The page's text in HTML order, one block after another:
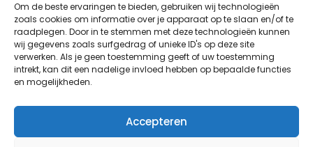
Om de beste ervaringen te bieden, gebruiken wij technologieën
zoals cookies om informatie over je apparaat op te slaan en/of te
raadplegen. Door in te stemmen met deze technologieën kunnen
wij gegevens zoals surfgedrag of unieke ID's op deze site
verwerken. Als je geen toestemming geeft of uw toestemming
intrekt, kan dit een nadelige invloed hebben op bepaalde functies
en mogelijkheden.
Accepteren